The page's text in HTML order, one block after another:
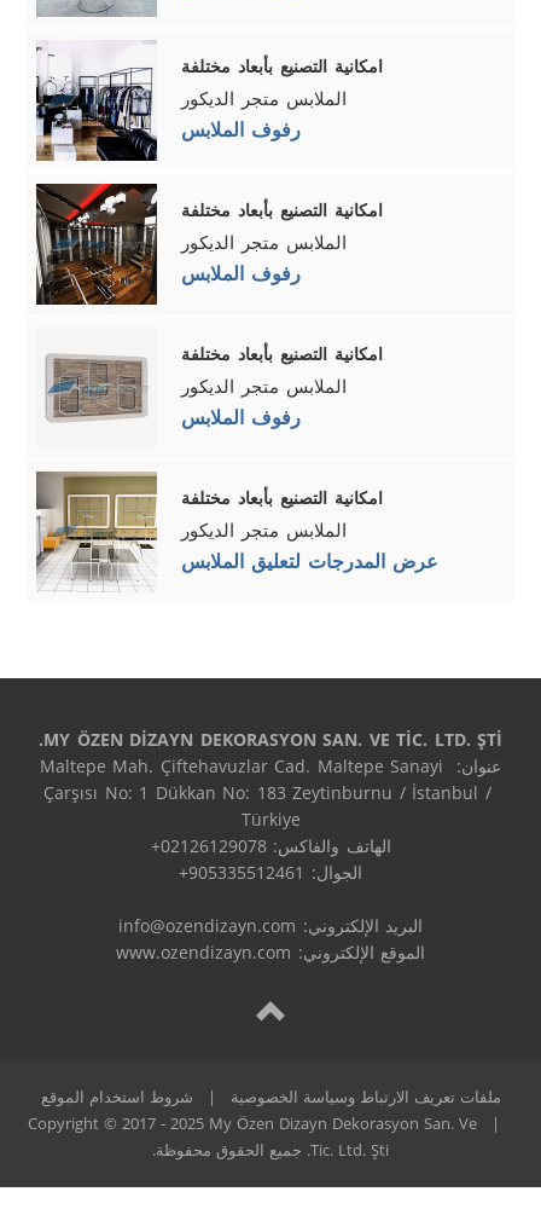
امكانية التصنيع بأبعاد مختلفة
الملابس متجر الديكور
رفوف الملابس
امكانية التصنيع بأبعاد مختلفة
الملابس متجر الديكور
رفوف الملابس
امكانية التصنيع بأبعاد مختلفة
الملابس متجر الديكور
رفوف الملابس
امكانية التصنيع بأبعاد مختلفة
الملابس متجر الديكور
عرض المدرجات لتعليق الملابس
MY ÖZEN DİZAYN DEKORASYON SAN. VE TİC. LTD. ŞTİ.
عنوان: Maltepe Mah. Çiftehavuzlar Cad. Maltepe Sanayi
Çarşısı No: 1 Dükkan No: 183 Zeytinburnu / İstanbul /
الجوال: 905335512461+
البريد الإلكتروني: info@ozendizayn.com
الموقع الإلكتروني: www.ozendizayn.com
ملفات تعريف الارتباط وسياسة الخصوصية |
شروط استخدام الموقع
|
Copyright © 2017 - 2025 My Özen Dizayn Dekorasyon San. Ve
Tic. Ltd. Şti. جميع الحقوق محفوظة.